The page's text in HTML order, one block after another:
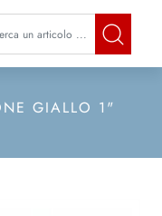
modifica di un filtro
GIALLO 1"